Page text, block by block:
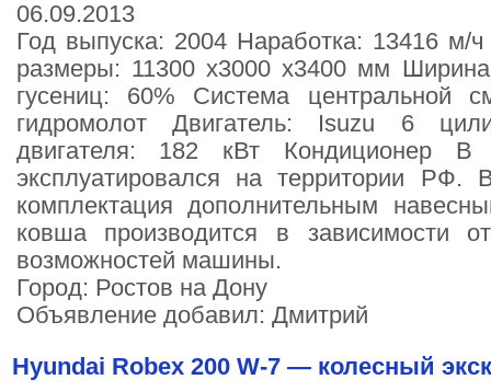
06.09.2013
Год выпуска: 2004 Наработка: 13416 м/
размеры: 11300 х3000 х3400 мм
гусениц: 60% Система центральной
гидромолот Двигатель: Isuzu 6
двигателя: 182 кВт Кондиционер
эксплуатировался на территории
комплектация дополнительным
ковша производится в зависимости
возможностей машины.
Город: Ростов на Дону
Объявление добавил: Дмитрий
Hyundai Robex 200 W-7 — колесный